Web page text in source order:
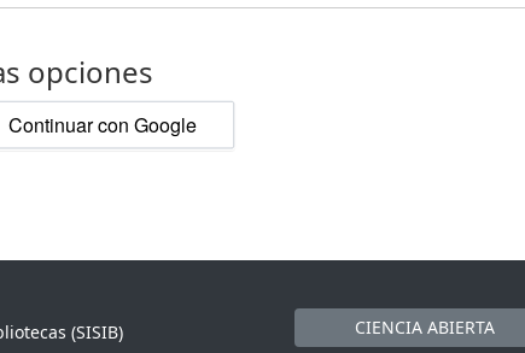
opciones
Continuar con Google
(SISIB)
CIENCIA ABIERTA